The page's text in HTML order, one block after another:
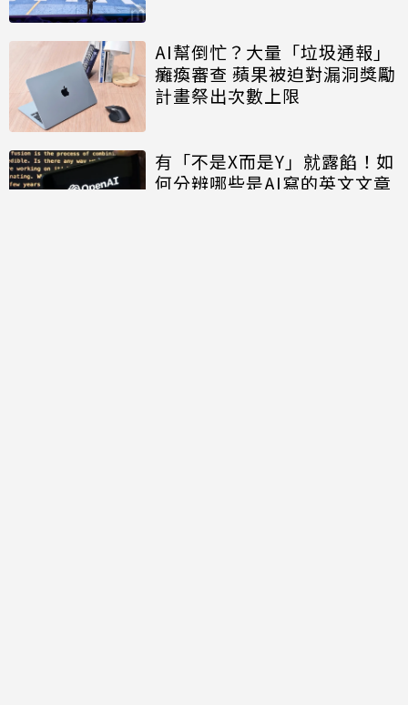
AI幫倒忙？大量「垃圾通報」
癱瘓審查 蘋果被迫對漏洞獎勵
計畫祭出次數上限
有「不是X而是Y」就露餡！如
何分辨哪些是AI寫的英文文章